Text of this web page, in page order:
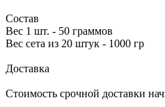
Состав
Вес 1 шт. - 50 граммов
Вес сета из 20 штук - 1000 гр
Доставка
Стоимость срочной доставки